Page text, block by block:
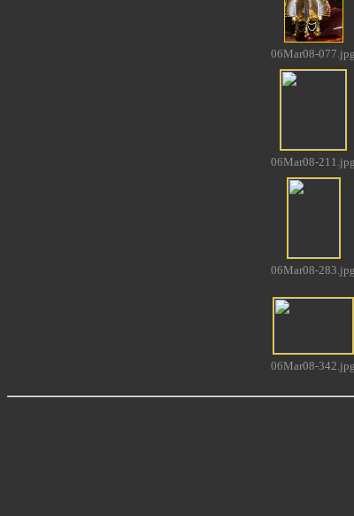
06Mar08-077.jpg
06Mar08-211.jpg
06Mar08-283.jpg
06Mar08-342.jpg